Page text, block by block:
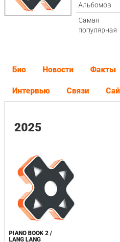
Альбомов
Самая
популярная
Био Новости Факты
Интервью Связи
2025
PIANO BOOK 2 /
LANG LANG